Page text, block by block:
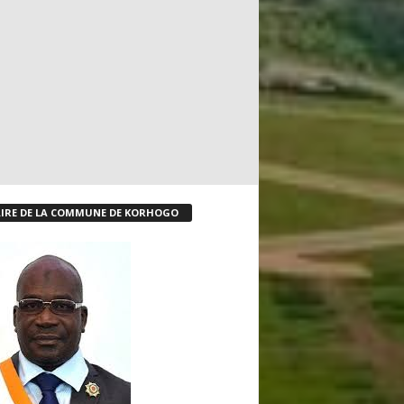
DE LA COMMUNE DE KORHOGO